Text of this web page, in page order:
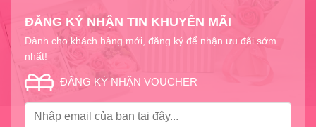
ĐĂNG KÝ NHẬN TIN KHUYẾN MÃI
Dành cho khách hàng mới, đăng ký để nhận ưu đãi sớm
nhất!
ĐĂNG KÝ NHẬN VOUCHER